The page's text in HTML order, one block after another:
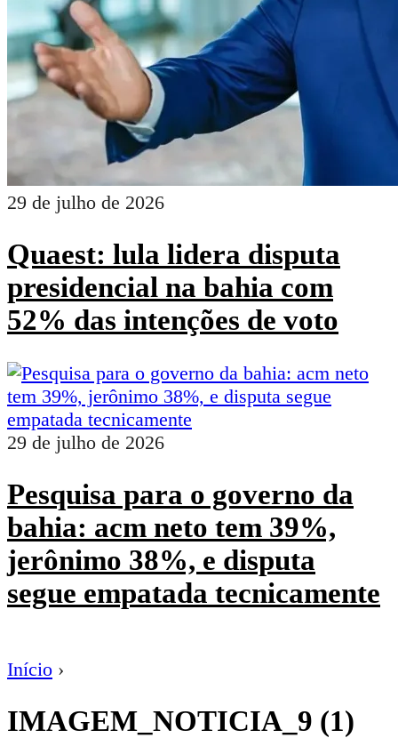
29 de julho de 2026
Quaest: lula lidera disputa
presidencial na bahia com
52% das intenções de voto
29 de julho de 2026
Pesquisa para o governo da
bahia: acm neto tem 39%,
jerônimo 38%, e disputa
segue empatada tecnicamente
Início ›
IMAGEM_NOTICIA_9 (1)